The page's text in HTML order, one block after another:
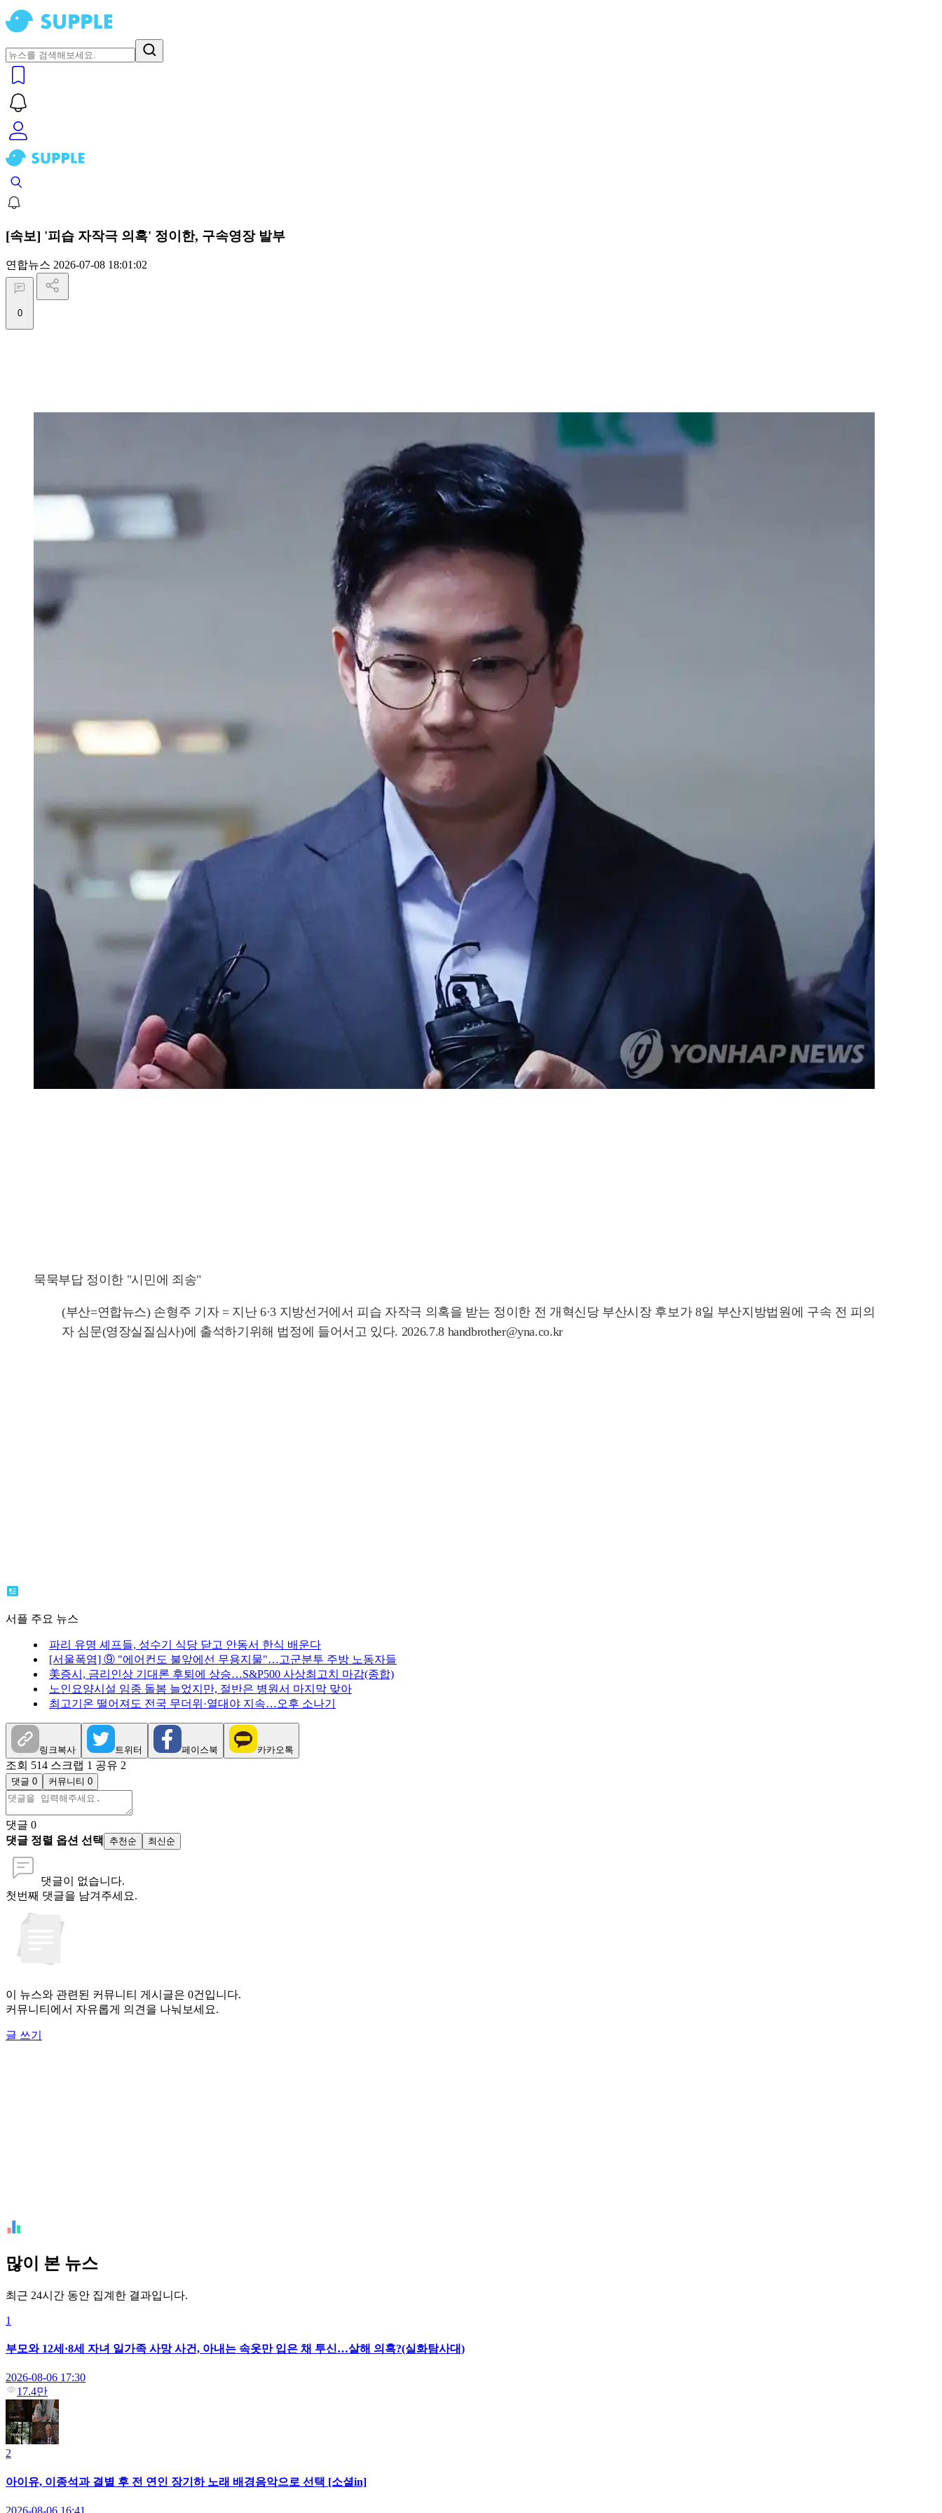
[속보] '피습 자작극 의혹' 정이한, 구속영장 발부
연합뉴스 2026-07-08 18:01:02
0
묵묵부답 정이한 "시민에 죄송"
(부산=연합뉴스) 손형주 기자 = 지난 6·3 지방선거에서 피습 자작극 의혹을 받는 정이한 전 개혁신당 부산시장 후보가 8일 부산지방법원에 구속 전 피의
자 심문(영장실질심사)에 출석하기위해 법정에 들어서고 있다. 2026.7.8 handbrother@yna.co.kr
서플 주요 뉴스
파리 유명 셰프들, 성수기 식당 닫고 안동서 한식 배운다
[서울폭염] ⑨ "에어컨도 불앞에선 무용지물"…고군분투 주방 노동자들
美증시, 금리인상 기대론 후퇴에 상승…S&P500 사상최고치 마감(종합)
노인요양시설 임종 돌봄 늘었지만, 절반은 병원서 마지막 맞아
최고기온 떨어져도 전국 무더위·열대야 지속…오후 소나기
링크복사 트위터 페이스북 카카오톡
조회 514 스크랩 1 공유 2
댓글 0 커뮤니티 0
댓글 0
댓글 정렬 옵션 선택
추천순 최신순
댓글이 없습니다.
첫번째 댓글을 남겨주세요.
이 뉴스와 관련된 커뮤니티 게시글은 0건입니다.
커뮤니티에서 자유롭게 의견을 나눠보세요.
글 쓰기
많이 본 뉴스
최근 24시간 동안 집계한 결과입니다.
1
부모와 12세·8세 자녀 일가족 사망 사건, 아내는 속옷만 입은 채 투신…살해 의혹?(실화탐사대)
2026-08-06 17:30
17.4만
2
아이유, 이종석과 결별 후 전 연인 장기하 노래 배경음악으로 선택 [소셜in]
2026-08-06 16:41